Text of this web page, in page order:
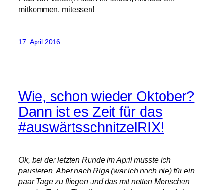
mitkommen, mitessen!
17. April 2016
Wie, schon wieder Oktober?
Dann ist es Zeit für das
#auswärtsschnitzelRIX!
Ok, bei der letzten Runde im April musste ich
pausieren. Aber nach Riga (war ich noch nie) für ein
paar Tage zu fliegen und das mit netten Menschen